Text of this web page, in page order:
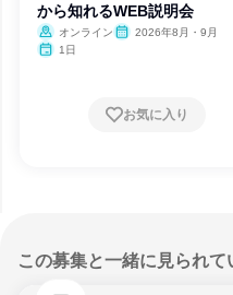
から知れるWEB説明会
オンライン
2026年8月・9月
1日
お気に入り
この募集と一緒に見られて